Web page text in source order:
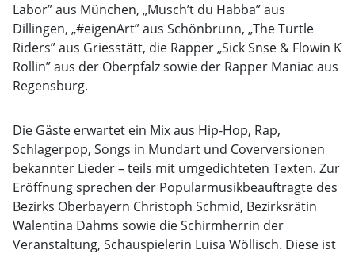
Labor” aus München, „Musch’t du Habba” aus
Dillingen, „#eigenArt” aus Schönbrunn, „The Turtle
Riders” aus Griesstätt, die Rapper „Sick Snse & Flowin K
Rollin” aus der Oberpfalz sowie der Rapper Maniac aus
Regensburg.
Die Gäste erwartet ein Mix aus Hip-Hop, Rap,
Schlagerpop, Songs in Mundart und Coverversionen
bekannter Lieder – teils mit umgedichteten Texten. Zur
Eröffnung sprechen der Popularmusikbeauftragte des
Bezirks Oberbayern Christoph Schmid, Bezirksrätin
Walentina Dahms sowie die Schirmherrin der
Veranstaltung, Schauspielerin Luisa Wöllisch. Diese ist